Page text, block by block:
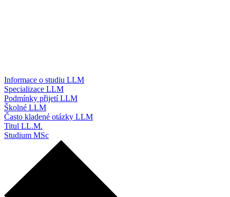
Informace o studiu LLM
Specializace LLM
Podmínky přijetí LLM
Školné LLM
Často kladené otázky LLM
Titul LL.M.
Studium MSc